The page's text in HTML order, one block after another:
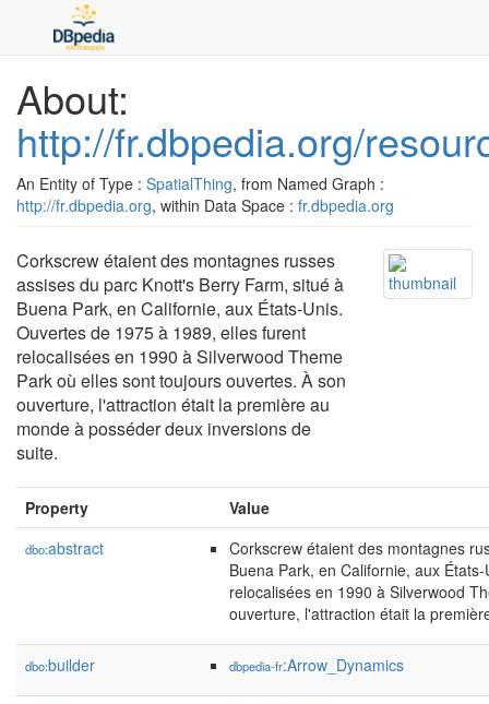
About:
http://fr.dbpedia.org/
An Entity of Type : SpatialThing, from Named Graph :
http://fr.dbpedia.org, within Data Space : fr.dbpedia.org
Corkscrew étaient des montagnes russes
assises du parc Knott's Berry Farm, situé à
Buena Park, en Californie, aux États-Unis.
Ouvertes de 1975 à 1989, elles furent
relocalisées en 1990 à Silverwood Theme
Park où elles sont toujours ouvertes. À son
ouverture, l'attraction était la première au
monde à posséder deux inversions de
suite.
Property Value
dbo:abstract
Corkscrew étaient des montagnes
Buena Park, en Californie, aux
relocalisées en 1990 à Silverwood
ouverture, l'attraction était la
dbo:builder dbpedia-fr:Arrow_Dynamics